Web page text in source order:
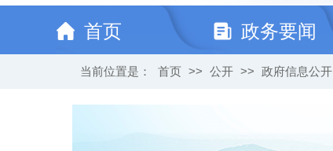
首页 政务要闻
当前位置是： 首页 >> 公开 >> 政府信息公开